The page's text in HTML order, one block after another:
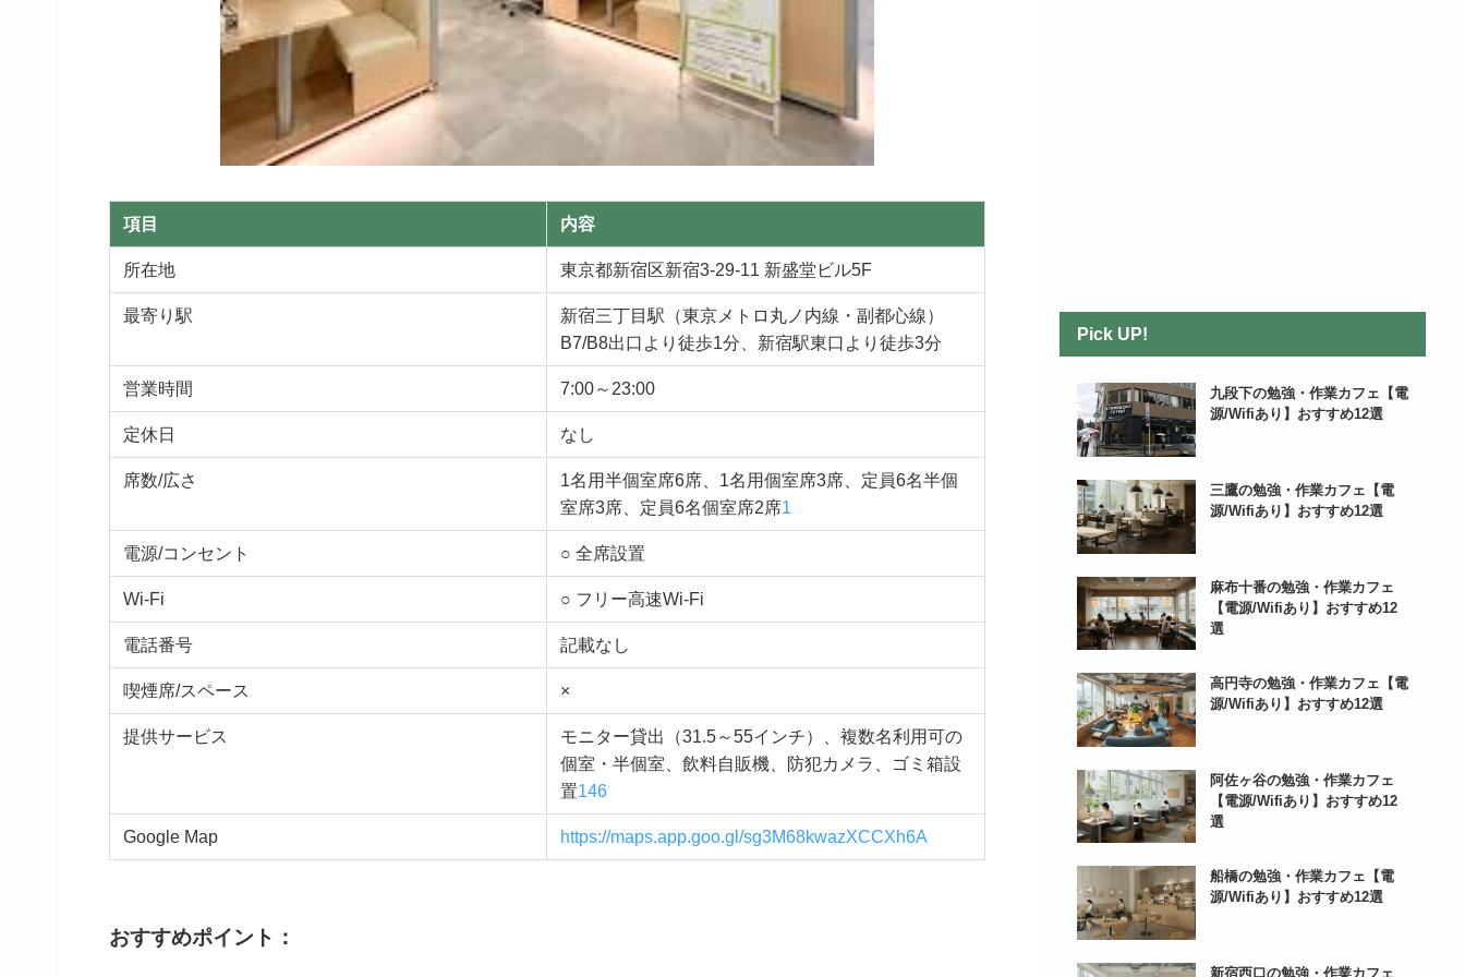
項目 内容
所在地 東京都新宿区新宿3-29-11 新盛堂ビル5F
最寄り駅
新宿三丁目駅（東京メトロ丸ノ内線・副都心線）
B7/B8出口より徒歩1分、新宿駅東口より徒歩3分
営業時間 7:00～23:00
定休日 なし
席数/広さ
1名用半個室席6席、1名用個室席3席、定員6名半個
室席3席、定員6名個室席2席1
電源/コンセント ○ 全席設置
Wi-Fi ○ フリー高速Wi-Fi
電話番号 記載なし
喫煙席/スペース ×
提供サービス
モニター貸出（31.5～55インチ）、複数名利用可の
個室・半個室、飲料自販機、防犯カメラ、ゴミ箱設
置146
Google Map https://maps.app.goo.gl/sg3M68kwazXCCXh6A
おすすめポイント：
Pick UP!
九段下の勉強・作業カフェ【電
源/Wifiあり】おすすめ12選
三鷹の勉強・作業カフェ【電
源/Wifiあり】おすすめ12選
麻布十番の勉強・作業カフェ
【電源/Wifiあり】おすすめ12
選
高円寺の勉強・作業カフェ【電
源/Wifiあり】おすすめ12選
阿佐ヶ谷の勉強・作業カフェ
【電源/Wifiあり】おすすめ12
選
船橋の勉強・作業カフェ【電
源/Wifiあり】おすすめ12選
新宿西口の勉強・作業カフェ